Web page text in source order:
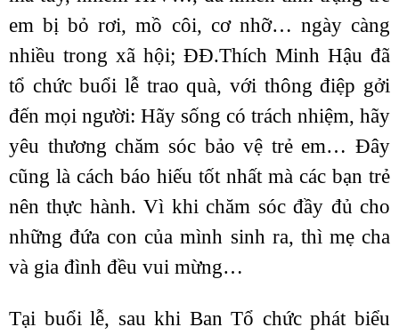
em bị bỏ rơi, mồ côi, cơ nhỡ… ngày càng
nhiều trong xã hội; ĐĐ.Thích Minh Hậu đã
tổ chức buổi lễ trao quà, với thông điệp gởi
đến mọi người: Hãy sống có trách nhiệm, hãy
yêu thương chăm sóc bảo vệ trẻ em… Đây
cũng là cách báo hiếu tốt nhất mà các bạn trẻ
nên thực hành. Vì khi chăm sóc đầy đủ cho
những đứa con của mình sinh ra, thì mẹ cha
và gia đình đều vui mừng…
Tại buổi lễ, sau khi Ban Tổ chức phát biểu